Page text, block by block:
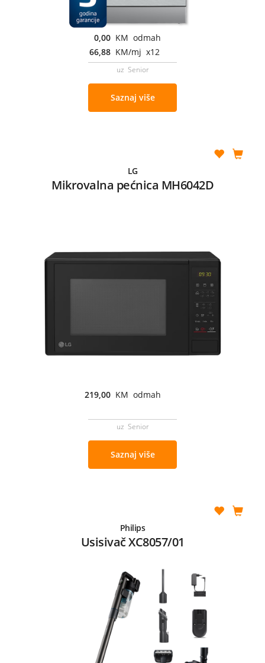
0,00 KM odmah
66,88 KM/mj x12
uz Senior
Saznaj više
LG
Mikrovalna pećnica MH6042D
219,00 KM odmah
uz Senior
Saznaj više
Philips
Usisivač XC8057/01